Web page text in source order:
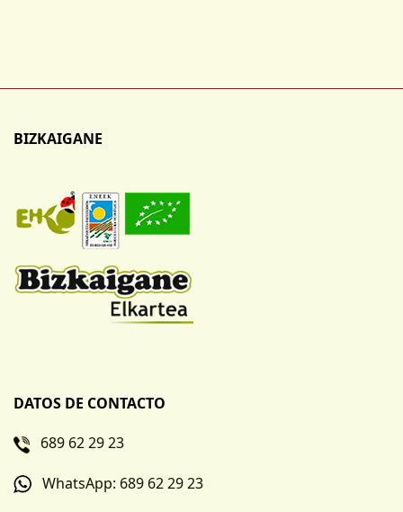
BIZKAIGANE
DATOS DE CONTACTO
689 62 29 23
WhatsApp: 689 62 29 23